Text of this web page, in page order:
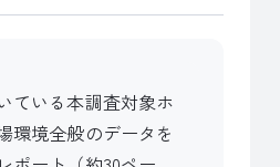
ている本調査対象ホ
環境全般のデータを